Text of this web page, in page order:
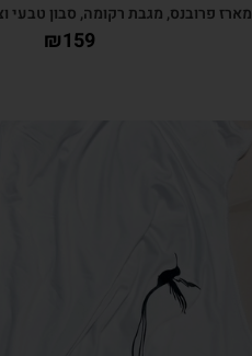
מארז פרובנס, מגבת רקומה, סבון טבעי
₪159